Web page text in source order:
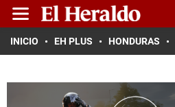
INICIO EH PLUS HONDURAS